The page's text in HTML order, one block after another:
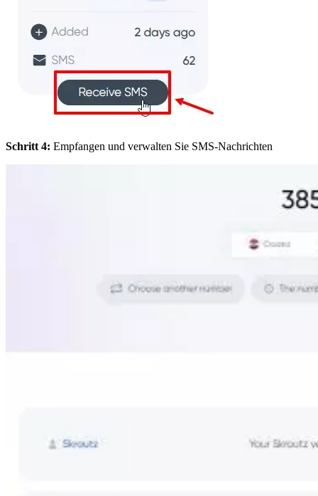
Schritt 4: Empfangen und verwalten Sie SMS-Nachrichten